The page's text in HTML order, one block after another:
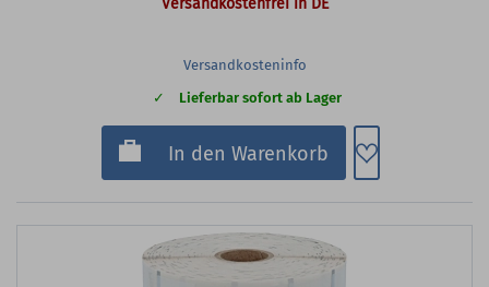
Versandkostenfrei in DE
Versandkosteninfo
Lieferbar sofort ab Lager
In den Warenkorb Zum